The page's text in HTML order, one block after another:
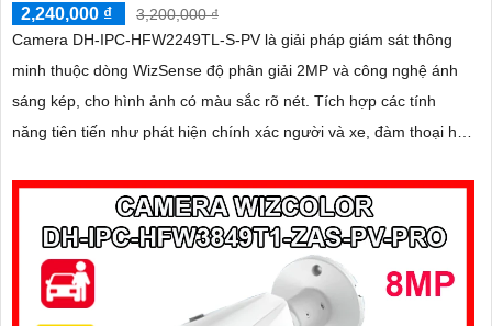
2,240,000 ₫
3,200,000 ₫
Camera DH-IPC-HFW2249TL-S-PV là giải pháp giám sát thông
minh thuộc dòng WizSense độ phân giải 2MP và công nghệ ánh
sáng kép, cho hình ảnh có màu sắc rõ nét. Tích hợp các tính
năng tiên tiến như phát hiện chính xác người và xe, đàm thoại hai
30m, camera giúp nâng cao hiệu quả an ninh một cách toàn diện
chuẩn IP67 lắp ngoài trời